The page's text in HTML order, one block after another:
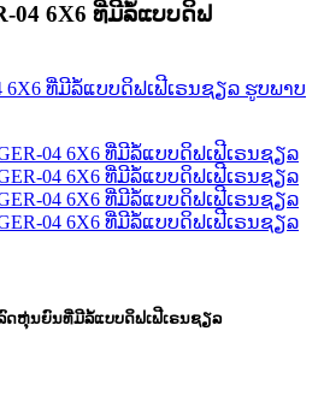
04 6X6 ທີ່ມີລໍ້ແບບດິຟ
ດຫຸ່ນຍົນທີ່ມີລໍ້ແບບດິຟເຟີເຣນຊຽລ